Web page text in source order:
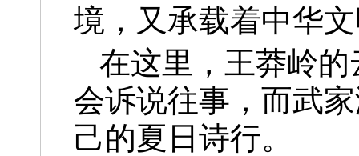
境，又承载着中华
在这里，王莽岭
会诉说往事，而武
己的夏日诗行。